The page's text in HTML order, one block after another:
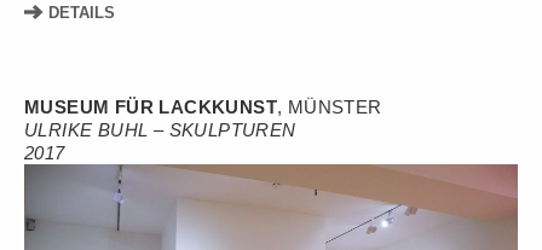
DETAILS
MUSEUM FÜR LACKKUNST, MÜNSTER
ULRIKE BUHL – SKULPTUREN
2017